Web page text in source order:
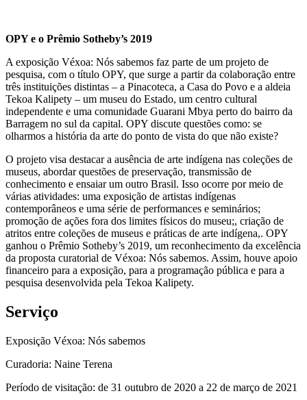
OPY e o Prêmio Sotheby’s 2019
A exposição Véxoa: Nós sabemos faz parte de um projeto de
pesquisa, com o título OPY, que surge a partir da colaboração entre
três instituições distintas – a Pinacoteca, a Casa do Povo e a aldeia
Tekoa Kalipety – um museu do Estado, um centro cultural
independente e uma comunidade Guarani Mbya perto do bairro da
Barragem no sul da capital. OPY discute questões como: se
olharmos a história da arte do ponto de vista do que não existe?
O projeto visa destacar a ausência de arte indígena nas coleções de
museus, abordar questões de preservação, transmissão de
conhecimento e ensaiar um outro Brasil. Isso ocorre por meio de
várias atividades: uma exposição de artistas indígenas
contemporâneos e uma série de performances e seminários;
promoção de ações fora dos limites físicos do museu;, criação de
atritos entre coleções de museus e práticas de arte indígena,. OPY
ganhou o Prêmio Sotheby’s 2019, um reconhecimento da excelência
da proposta curatorial de Véxoa: Nós sabemos. Assim, houve apoio
financeiro para a exposição, para a programação pública e para a
pesquisa desenvolvida pela Tekoa Kalipety.
Serviço
Exposição Véxoa: Nós sabemos
Curadoria: Naine Terena
Período de visitação: de 31 outubro de 2020 a 22 de março de 2021